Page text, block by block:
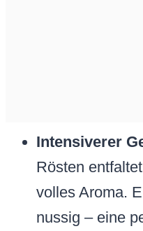
Intensiverer
Rösten
volles Aroma.
nussig – eine